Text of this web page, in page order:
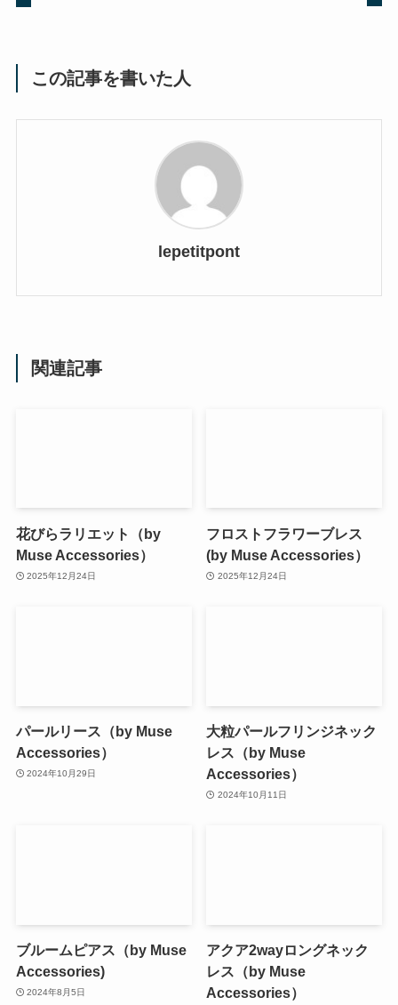
この記事を書いた人
lepetitpont
関連記事
花びらラリエット（by
Muse Accessories）
2025年12月24日
フロストフラワーブレス
(by Muse Accessories）
2025年12月24日
パールリース（by Muse
Accessories）
2024年10月29日
大粒パールフリンジネック
レス（by Muse
Accessories）
2024年10月11日
ブルームピアス（by Muse
Accessories)
2024年8月5日
アクア2wayロングネック
レス（by Muse
Accessories）